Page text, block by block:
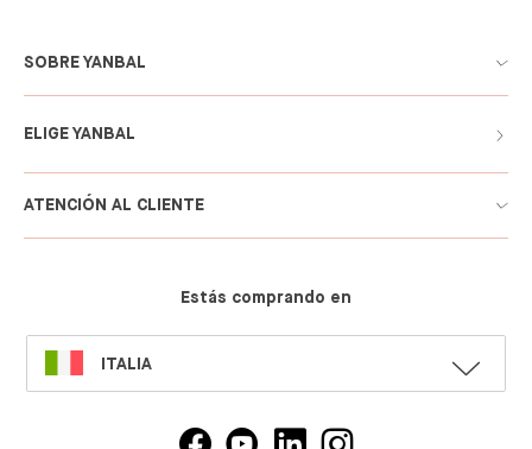
SOBRE YANBAL
ELIGE YANBAL
ATENCIÓN AL CLIENTE
Estás comprando en
SELECT
LANGUAGE
ITALIA